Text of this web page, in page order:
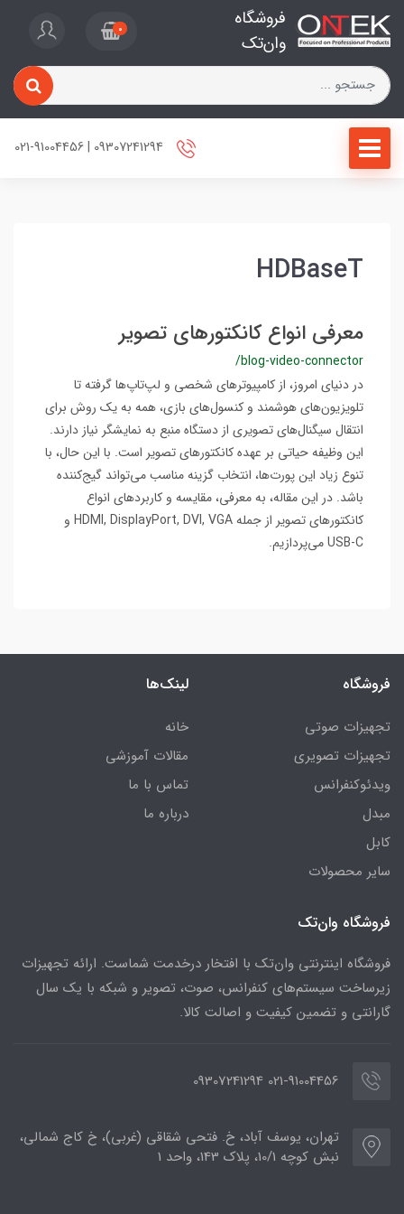
فروشگاه
وان‌تک
0
HDBaseT
معرفی انواع کانکتورهای تصویر
/blog-video-connector
در دنیای امروز، از کامپیوترهای شخصی و لپ‌تاپ‌ها گرفته تا
تلویزیون‌های هوشمند و کنسول‌های بازی، همه به یک روش برای
انتقال سیگنال‌های تصویری از دستگاه منبع به نمایشگر نیاز دارند.
این وظیفه حیاتی بر عهده کانکتورهای تصویر است. با این حال، با
تنوع زیاد این پورت‌ها، انتخاب گزینه مناسب می‌تواند گیج‌کننده
باشد. در این مقاله، به معرفی، مقایسه و کاربردهای انواع
کانکتورهای تصویر از جمله HDMI, DisplayPort, DVI, VGA و
USB-C می‌پردازیم.
فروشگاه
تجهیزات صوتی
تجهیزات تصویری
ویدئوکنفرانس
مبدل
کابل
سایر محصولات
لینک‌ها
خانه
مقالات آموزشی
تماس با ما
درباره ما
فروشگاه وان‌تک
فروشگاه اینترنتی وان‌تک با افتخار درخدمت شماست. ارائه تجهیزات
زیرساخت سیستم‌های کنفرانس، صوت، تصویر و شبکه با یک سال
گارانتی و تضمین کیفیت و اصالت کالا.
021-91004456 09307241294
تهران، یوسف آباد، خ. فتحی شقاقی (غربی)، خ کاج شمالی،
نبش کوچه 10/1، پلاک 143، واحد 1